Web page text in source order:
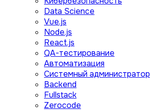
Data Science
Vue.js
Node.js
React.js
QA-тестирование
Автоматизация
Системный администратор
Backend
Fullstack
Zerocode